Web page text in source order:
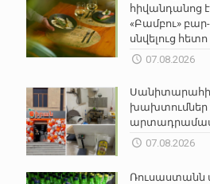
հիվանդանոց
«Բամբու»
սնվելուց հետո
07.08.2026
խախտումներ
07.08.2026
Ռուսաստանն